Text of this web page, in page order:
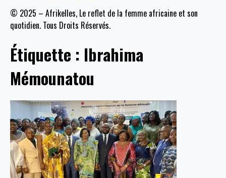
© 2025 – Afrikelles, Le reflet de la femme africaine et son
quotidien. Tous Droits Réservés.
Étiquette : Ibrahima
Mémounatou